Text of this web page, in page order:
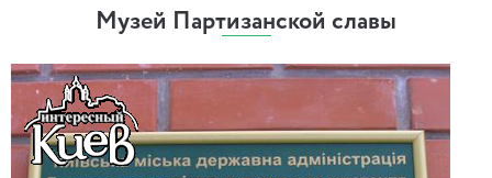
Музей Партизанской славы